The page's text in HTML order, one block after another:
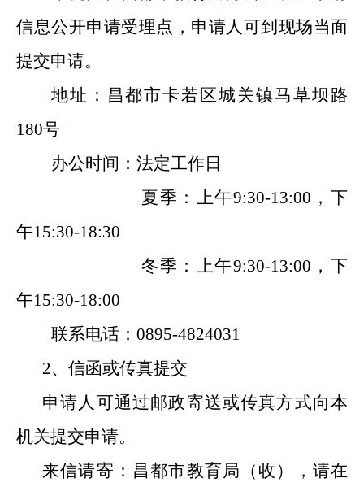
信息公开申请受理点，申请人可到现场当面
提交申请。
地址：昌都市卡若区城关镇马草坝路
180号
办公时间：法定工作日
夏季：上午9:30-13:00 ，下
午15:30-18:30
冬季： 上午9:30-13:00 ，下
午15:30-18:00
联系电话： 0895-4824031
2、信函或传真提交
申请人可通过邮政寄送或传真方式向本
机关提交申请。
来信请寄：昌都市教育局（收），请在